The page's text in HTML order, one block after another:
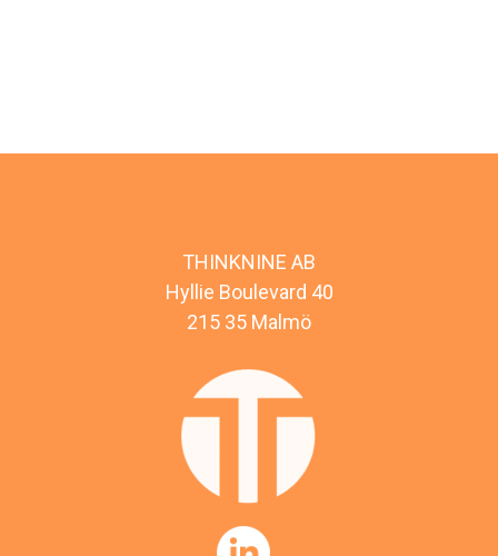
THINKNINE AB
Hyllie Boulevard 40
215 35 Malmö